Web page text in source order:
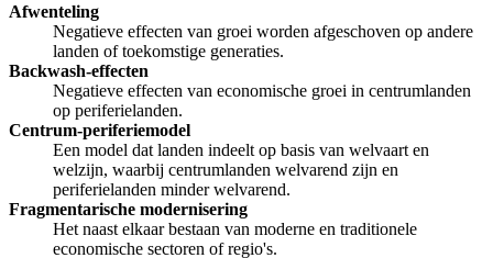
Afwenteling
Negatieve effecten van groei worden afgeschoven op andere
landen of toekomstige generaties.
Backwash-effecten
Negatieve effecten van economische groei in centrumlanden
op periferielanden.
Centrum-periferiemodel
Een model dat landen indeelt op basis van welvaart en
welzijn, waarbij centrumlanden welvarend zijn en
periferielanden minder welvarend.
Fragmentarische modernisering
Het naast elkaar bestaan van moderne en traditionele
economische sectoren of regio's.